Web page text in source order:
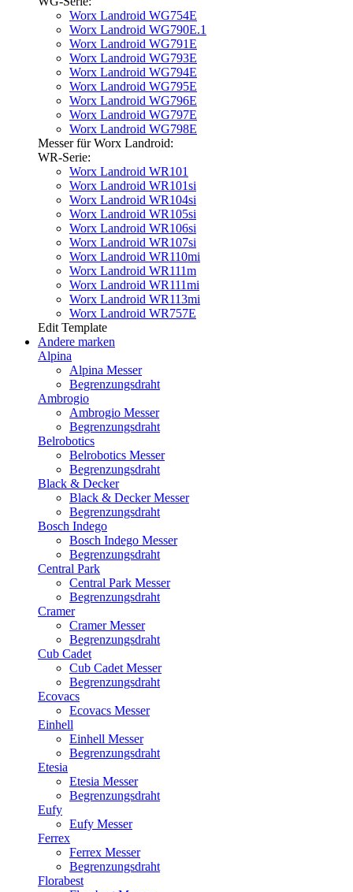
Worx Landroid WG754E
Worx Landroid WG790E.1
Worx Landroid WG791E
Worx Landroid WG793E
Worx Landroid WG794E
Worx Landroid WG795E
Worx Landroid WG796E
Worx Landroid WG797E
Worx Landroid WG798E
Messer für Worx Landroid:
WR-Serie:
Worx Landroid WR101
Worx Landroid WR101si
Worx Landroid WR104si
Worx Landroid WR105si
Worx Landroid WR106si
Worx Landroid WR107si
Worx Landroid WR110mi
Worx Landroid WR111m
Worx Landroid WR111mi
Worx Landroid WR113mi
Worx Landroid WR757E
Edit Template
Andere marken
Alpina
Alpina Messer
Begrenzungsdraht
Ambrogio
Ambrogio Messer
Begrenzungsdraht
Belrobotics
Belrobotics Messer
Begrenzungsdraht
Black & Decker
Black & Decker Messer
Begrenzungsdraht
Bosch Indego
Bosch Indego Messer
Begrenzungsdraht
Central Park
Central Park Messer
Begrenzungsdraht
Cramer
Cramer Messer
Begrenzungsdraht
Cub Cadet
Cub Cadet Messer
Begrenzungsdraht
Ecovacs
Ecovacs Messer
Einhell
Einhell Messer
Begrenzungsdraht
Etesia
Etesia Messer
Begrenzungsdraht
Eufy
Eufy Messer
Ferrex
Ferrex Messer
Begrenzungsdraht
Florabest